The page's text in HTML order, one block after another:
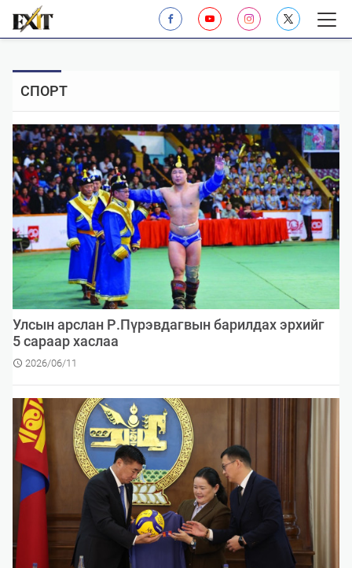
СПОРТ
​Улсын арслан Р.Пүрэвдагвын барилдах эрхийг
5 сараар хаслаа
2026/06/11